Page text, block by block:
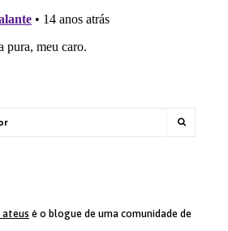
ateus é o blogue de uma comunidade de